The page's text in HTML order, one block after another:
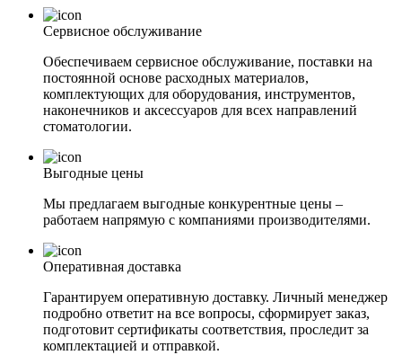
Сервисное обслуживание
Обеспечиваем сервисное обслуживание, поставки на
постоянной основе расходных материалов,
комплектующих для оборудования, инструментов,
наконечников и аксессуаров для всех направлений
стоматологии.
Выгодные цены
Мы предлагаем выгодные конкурентные цены –
работаем напрямую с компаниями производителями.
Оперативная доставка
Гарантируем оперативную доставку. Личный менеджер
подробно ответит на все вопросы, сформирует заказ,
подготовит сертификаты соответствия, проследит за
комплектацией и отправкой.